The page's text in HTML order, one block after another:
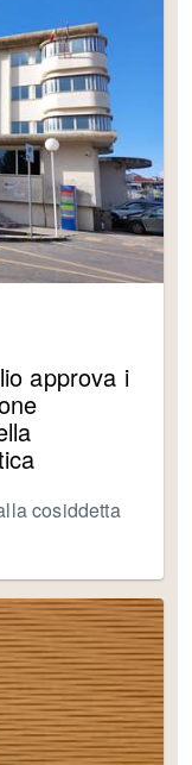
approva i
cosiddetta